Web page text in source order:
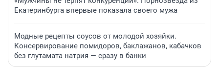
Екатеринбурга впервые показала своего мужа
Модные рецепты соусов от молодой хозяйки.
Консервирование помидоров, баклажанов, кабачков
без глутамата натрия — сразу в банки